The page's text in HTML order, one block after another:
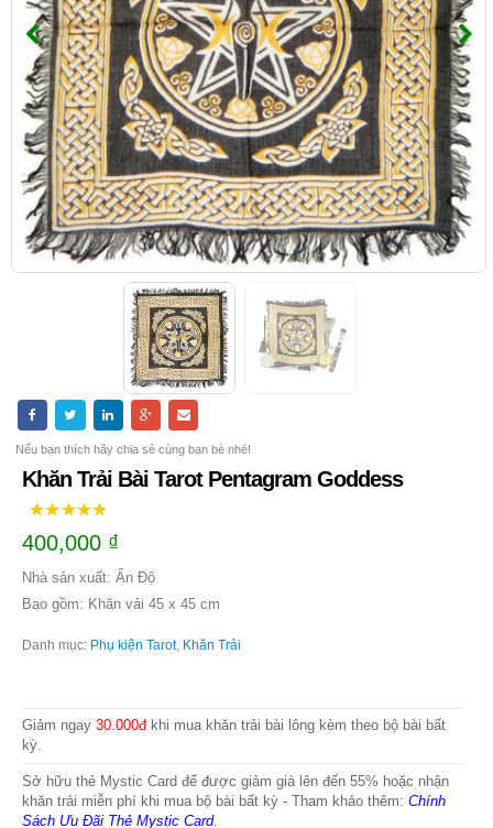
Nếu bạn thích hãy chia sẻ cùng bạn bè nhé!
Khăn Trải Bài Tarot Pentagram Goddess
400,000 ₫
Nhà sản xuất: Ấn Độ
Bao gồm: Khăn vải 45 x 45 cm
Danh mục: Phụ kiện Tarot, Khăn Trải
Giảm ngay 30.000đkhi mua khăn trải bài lông kèm theo bộ bài bất
kỳ.
Sở hữu thẻ Mystic Card để được giảm giá lên đến 55% hoặc nhận
khăn trải miễn phí khi mua bộ bài bất kỳ - Tham khảo thêm: Chính
Sách Ưu Đãi Thẻ Mystic Card.